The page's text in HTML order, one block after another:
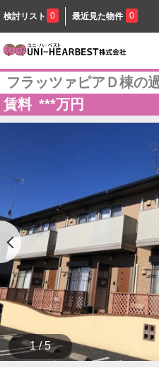
検討リスト 0 最近見た物件 0
フラッツァピアＤ棟の
賃料 ***万円
1 / 5